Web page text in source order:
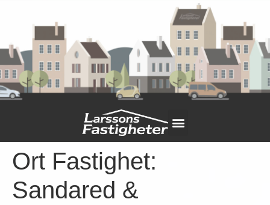
Ort Fastighet:
Sandared &